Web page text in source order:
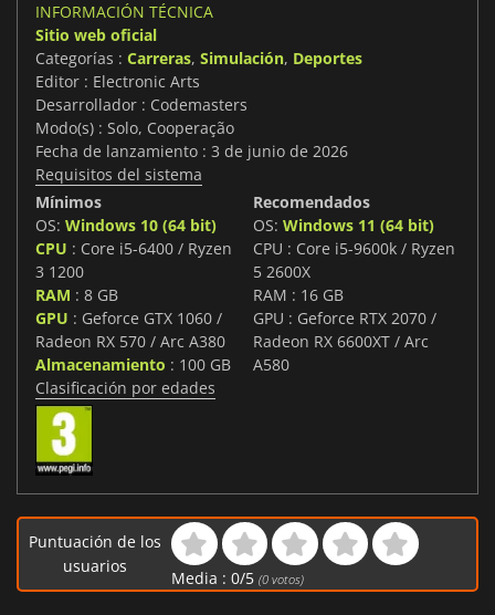
INFORMACIÓN TÉCNICA
Sitio web oficial
Categorías : Carreras, Simulación, Deportes
Editor : Electronic Arts
Desarrollador : Codemasters
Modo(s) : Solo, Cooperação
Fecha de lanzamiento : 3 de junio de 2026
Requisitos del sistema
Mínimos
OS: Windows 10 (64 bit)
CPU : Core i5-6400 / Ryzen
3 1200
RAM : 8 GB
GPU : Geforce GTX 1060 /
Radeon RX 570 / Arc A380
Almacenamiento : 100 GB
Recomendados
OS: Windows 11 (64 bit)
CPU : Core i5-9600k / Ryzen
5 2600X
RAM : 16 GB
GPU : Geforce RTX 2070 /
Radeon RX 6600XT / Arc
A580
Clasificación por edades
Puntuación de los
usuarios
Media : 0/5 (0votos)